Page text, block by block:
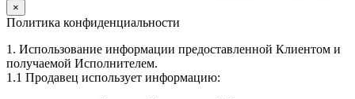
×
Политика конфиденциальности
1. Использование информации предоставленной Клиентом и
получаемой Исполнителем.
1.1 Продавец использует информацию: